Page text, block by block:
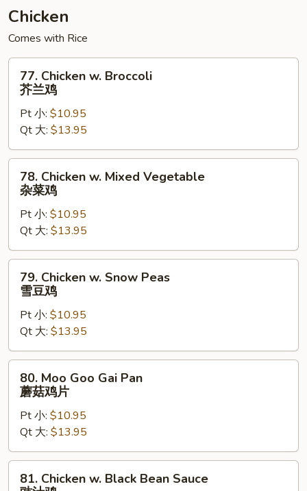
本
楼
蓉
蛋
Chicken
Comes with Rice
77.
Chicken
Broccoli
兰
鸡
77. Chicken w. Broccoli
芥兰鸡
Pt 小: $10.95
Qt 大: $13.95
78.
Chicken
Mixed
Vegetable
杂
菜
78. Chicken w. Mixed Vegetable
杂菜鸡
Pt 小: $10.95
Qt 大: $13.95
79.
Chicken
Snow
Peas
雪
豆
79. Chicken w. Snow Peas
雪豆鸡
Pt 小: $10.95
Qt 大: $13.95
80.
Moo
Goo
Gai
Pan
蘑
菇
80. Moo Goo Gai Pan
蘑菇鸡片
Pt 小: $10.95
Qt 大: $13.95
81.
Chicken
81. Chicken w. Black Bean Sauce